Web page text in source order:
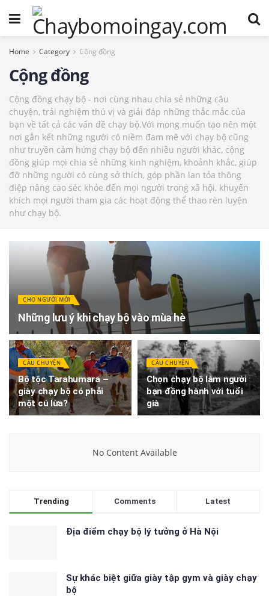
Home Category Cộng đồng
Cộng đồng
Cộng đồng chạy bộ - nơi cùng nhau chia sẻ những câu
chuyện, trải nghiệm thú vị và giải đáp những thắc mắc của
bạn về tất cả các vấn đề chạy bộ.Với mong muốn tạo nên một
nơi gắn kết những người có niềm đam mê với chạy bộ cũng
như truyền cảm hứng chạy bộ đến nhiều người khác, cộng
đồng giúp mọi chia sẻ những kinh nghiệm, khoảnh khắc, giúp
đỡ những người có cùng sở thích, góp phần lan tỏa thông
điệp nâng cao séc khỏe đến mọi người trong xã hội, khuyến
khích mọi người tham gia các hoạt động thể thao rèn luyện
như chạy bộ.
CHO NGƯỜI MỚI
Những lưu ý khi chạy bộ vào mùa hè
CÂU CHUYỆN
Bộ tộc Tarahumara –
giày chạy bộ có phải
một cú lừa?
CÂU CHUYỆN
Chọn chạy bộ làm người
bạn đồng hành với tuổi
già
No Content Available
Trending Comments Latest
Địa điểm chạy bộ lý tưởng ở Hà Nội
Sự khác biệt giữa giày tập gym và giày chạy
bộ